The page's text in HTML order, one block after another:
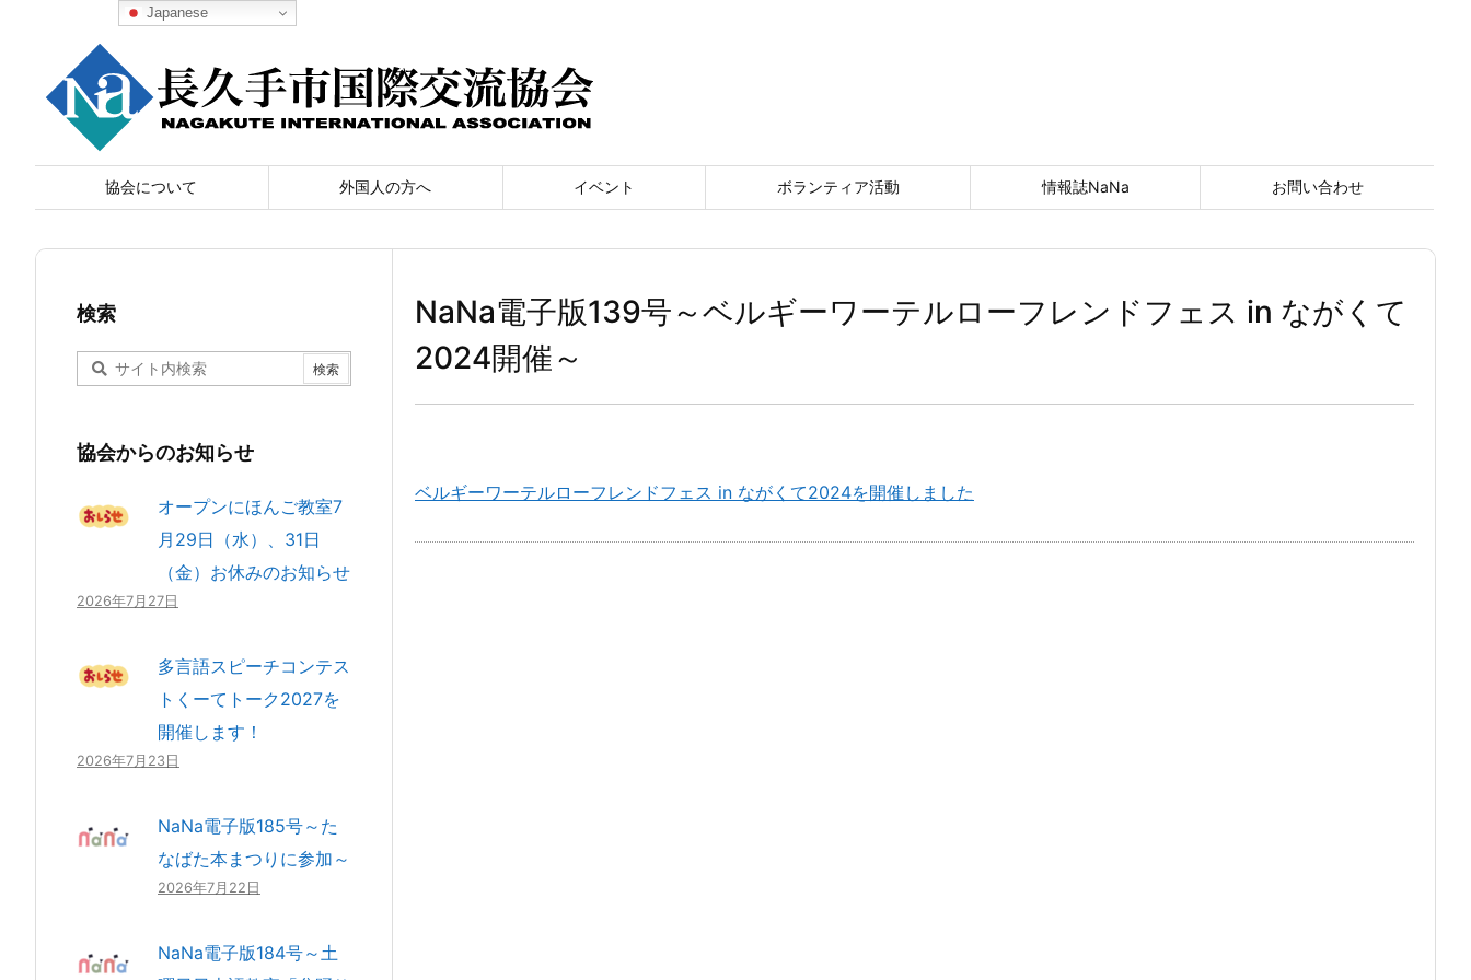
協会について 外国人の方へ イベント ボランティア活動 情報誌NaNa お問い合わせ
NaNa電子版139号～ベルギーワーテルローフレンドフェス in ながくて
2024開催～
ベルギーワーテルローフレンドフェス in ながくて2024を開催しました
検索
協会からのお知らせ
オープンにほんご教室7
月29日（水）、31日
（金）お休みのお知らせ
2026年7月27日
多言語スピーチコンテス
トくーてトーク2027を
開催します！
2026年7月23日
NaNa電子版185号～た
なばた本まつりに参加～
2026年7月22日
NaNa電子版184号～土
Japanese